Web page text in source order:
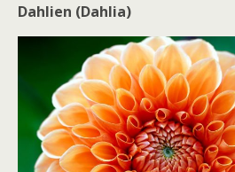
Dahlien (Dahlia)